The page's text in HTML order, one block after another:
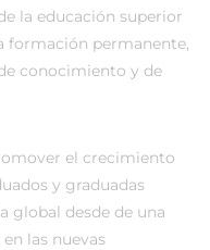
la educación superior
formación permanente,
conocimiento y de
el crecimiento
y graduadas
global desde de una
las nuevas